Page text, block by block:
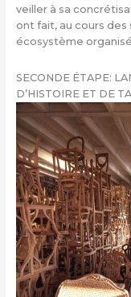
veiller à sa
ont fait, au cours des
écosystème
SECONDE ÉTAPE:
D’HISTOIRE ET DE